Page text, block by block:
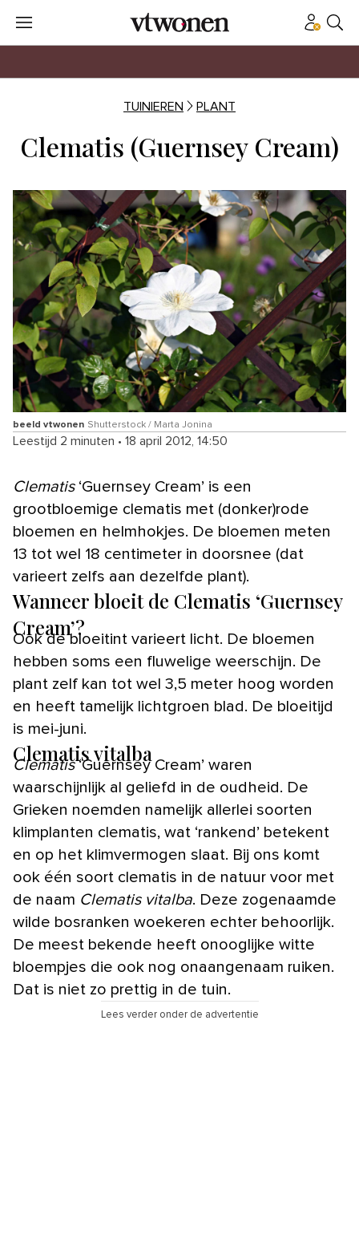
TUINIEREN PLANT
Clematis (Guernsey Cream)
beeld vtwonen Shutterstock / Marta Jonina
Leestijd 2 minuten • 18 april 2012, 14:50
Clematis‘Guernsey Cream’ is een
grootbloemige clematis met (donker)rode
bloemen en helmhokjes. De bloemen meten
13 tot wel 18 centimeter in doorsnee (dat
varieert zelfs aan dezelfde plant).
Wanneer bloeit de Clematis ‘Guernsey
Cream’?
Ook de bloeitint varieert licht. De bloemen
hebben soms een fluwelige weerschijn. De
plant zelf kan tot wel 3,5 meter hoog worden
en heeft tamelijk lichtgroen blad. De bloeitijd
is mei-juni.
Clematis vitalba
Clematis‘Guernsey Cream’ waren
waarschijnlijk al geliefd in de oudheid. De
Grieken noemden namelijk allerlei soorten
klimplanten clematis, wat ‘rankend’ betekent
en op het klimvermogen slaat. Bij ons komt
ook één soort clematis in de natuur voor met
de naam Clematis vitalba. Deze zogenaamde
wilde bosranken woekeren echter behoorlijk.
De meest bekende heeft onooglijke witte
bloempjes die ook nog onaangenaam ruiken.
Dat is niet zo prettig in de tuin.
Lees verder onder de advertentie